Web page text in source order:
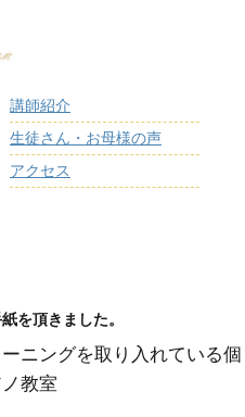
講師紹介
生徒さん・お母様の声
アクセス
を頂きました。
ニングを取り入れている個
教室